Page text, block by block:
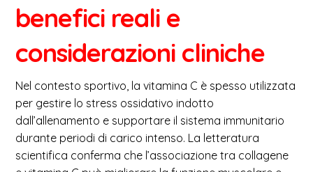
benefici reali e
considerazioni cliniche
Nel contesto sportivo, la vitamina C è spesso utilizzata
per gestire lo stress ossidativo indotto
dall’allenamento e supportare il sistema immunitario
durante periodi di carico intenso. La letteratura
scientifica conferma che l’associazione tra collagene